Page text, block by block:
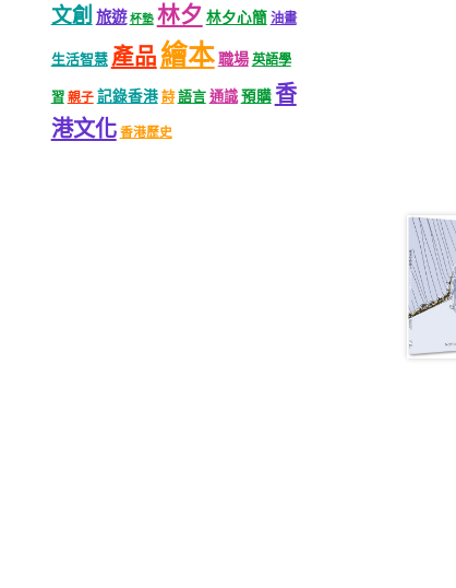
文創 旅遊 杯墊 林夕 林夕心簡 油畫
生活智慧 產品繪本職場 英語學
習 親子 記錄香港 詩 語言通識預購香
港文化 香港歷史